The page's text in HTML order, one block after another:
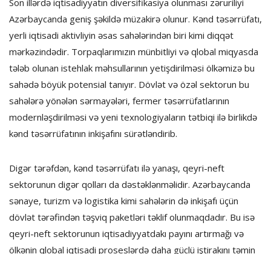
Azərbaycanda geniş şəkildə müzakirə olunur. Kənd təsərrüfatı,
yerli iqtisadi aktivliyin əsas sahələrindən biri kimi diqqət
mərkəzindədir. Torpaqlarımızın münbitliyi və qlobal miqyasda
tələb olunan istehlak məhsullarının yetişdirilməsi ölkəmizə bu
sahədə böyük potensial tanıyır. Dövlət və özəl sektorun bu
sahələrə yönələn sərmayələri, fermer təsərrüfatlarının
modernləşdirilməsi və yeni texnologiyaların tətbiqi ilə birlikdə
kənd təsərrüfatının inkişafını sürətləndirib.
Digər tərəfdən, kənd təsərrüfatı ilə yanaşı, qeyri-neft
sektorunun digər qolları da dəstəklənməlidir. Azərbaycanda
sənaye, turizm və logistika kimi sahələrin də inkişafı üçün
dövlət tərəfindən təşviq paketləri təklif olunmaqdadır. Bu isə
qeyri-neft sektorunun iqtisadiyyatdakı payını artırmağı və
ölkənin qlobal iqtisadi proseslərdə daha güclü iştirakını təmin